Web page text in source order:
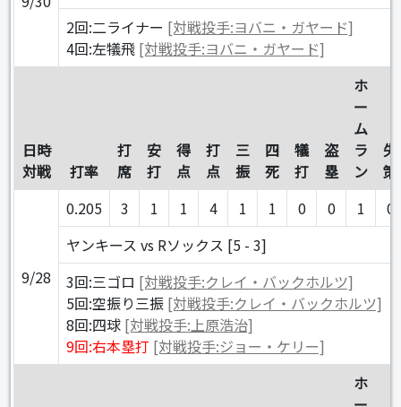
2回:二ライナー [対戦投手:ヨバニ・ガヤード]
4回:左犠飛 [対戦投手:ヨバニ・ガヤード]
日時
対戦
打率
打
席
安
打
得
点
打
点
三
振
四
死
犠
打
盗
塁
ホ
ー
ム
ラ
ン
失
策
9/28
0.205 3 1 1 4 1 1 0 0 1
0
ヤンキース vs Rソックス [5 - 3]
3回:三ゴロ [対戦投手:クレイ・バックホルツ]
5回:空振り三振 [対戦投手:クレイ・バックホルツ]
8回:四球 [対戦投手:上原浩治]
9回:右本塁打 [対戦投手:ジョー・ケリー]
ホ